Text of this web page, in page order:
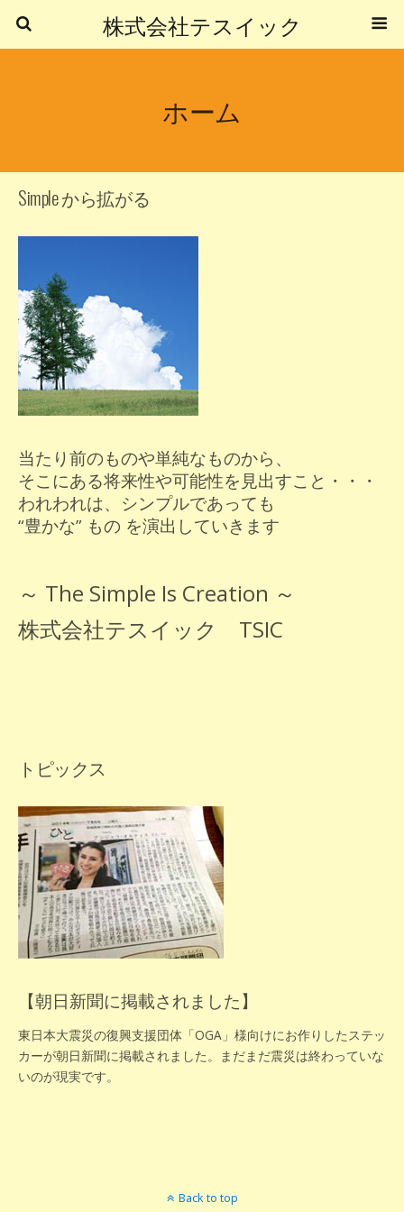
株式会社テスイック
ホーム
Simple から拡がる
当たり前のものや単純なものから、
そこにある将来性や可能性を見出すこと・・・
われわれは、シンプルであっても
“豊かな” もの を演出していきます
～ The Simple Is Creation ～
株式会社テスイック TSIC
トピックス
【朝日新聞に掲載されました】
東日本大震災の復興支援団体「OGA」様向けにお作りしたステッ
カーが朝日新聞に掲載されました。まだまだ震災は終わっていな
いのが現実です。
Back to top